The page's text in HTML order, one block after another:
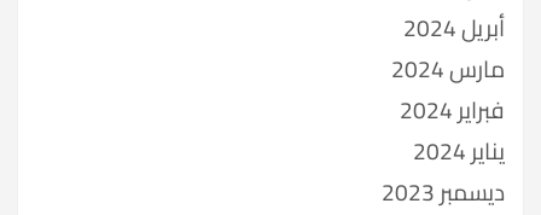
أبريل 2024
مارس 2024
فبراير 2024
يناير 2024
ديسمبر 2023